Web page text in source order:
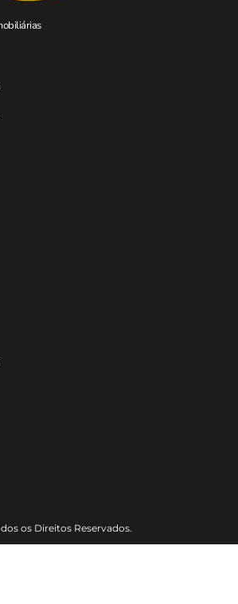
os Direitos Reservados.